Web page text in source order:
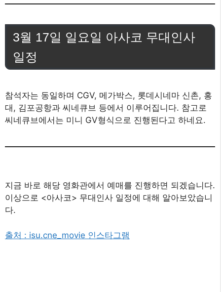
3월 17일 일요일 아사코 무대인사
일정
참석자는 동일하며 CGV, 메가박스, 롯데시네마 신촌, 홍
대, 김포공항과 씨네큐브 등에서 이루어집니다. 참고로
씨네큐브에서는 미니 GV형식으로 진행된다고 하네요.
지금 바로 해당 영화관에서 예매를 진행하면 되겠습니다.
이상으로 <아사코> 무대인사 일정에 대해 알아보았습니
다.
출처 : isu.cne_movie 인스타그램